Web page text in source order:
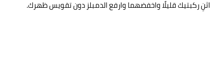
اثنِ ركبتيك قليلًا واخفضهما وارفع الدمبلز دون تقويس ظهرك.